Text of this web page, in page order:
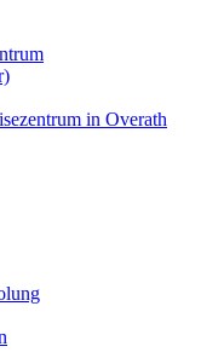
in Overath